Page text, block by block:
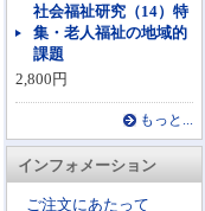
社会福祉研究（14）特
集・老人福祉の地域的
課題
2,800円
もっと...
インフォメーション
ご注文にあたって